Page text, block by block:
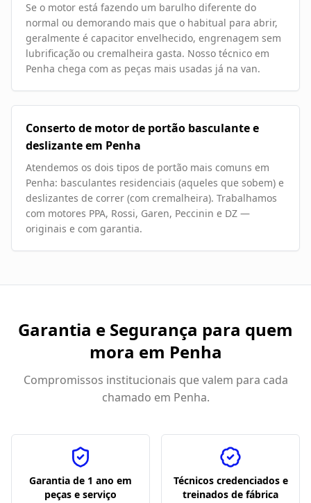
Se o motor está fazendo um barulho diferente do
normal ou demorando mais que o habitual para abrir,
geralmente é capacitor envelhecido, engrenagem sem
lubrificação ou cremalheira gasta. Nosso técnico em
Penha chega com as peças mais usadas já na van.
Conserto de motor de portão basculante e
deslizante em Penha
Atendemos os dois tipos de portão mais comuns em
Penha: basculantes residenciais (aqueles que sobem) e
deslizantes de correr (com cremalheira). Trabalhamos
com motores PPA, Rossi, Garen, Peccinin e DZ —
originais e com garantia.
Garantia e Segurança para quem
mora em Penha
Compromissos institucionais que valem para cada
chamado em Penha.
Garantia de 1 ano em
peças e serviço
Técnicos credenciados e
treinados de fábrica